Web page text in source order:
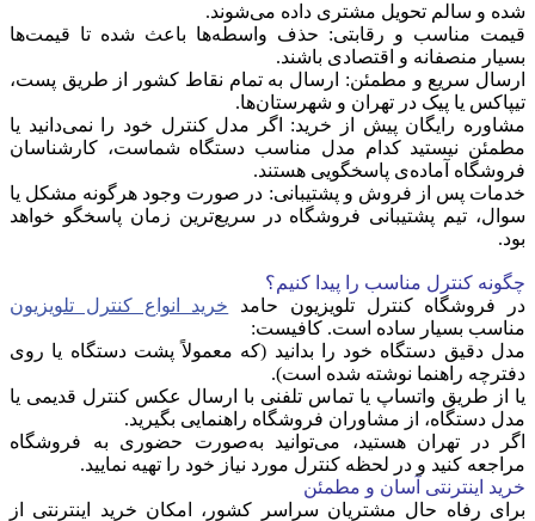
شده و سالم تحویل مشتری داده می‌شوند.
قیمت مناسب و رقابتی: حذف واسطه‌ها باعث شده تا قیمت‌ها
بسیار منصفانه و اقتصادی باشند.
ارسال سریع و مطمئن: ارسال به تمام نقاط کشور از طریق پست،
تیپاکس یا پیک در تهران و شهرستان‌ها.
مشاوره رایگان پیش از خرید: اگر مدل کنترل خود را نمی‌دانید یا
مطمئن نیستید کدام مدل مناسب دستگاه شماست، کارشناسان
فروشگاه آماده‌ی پاسخگویی هستند.
خدمات پس از فروش و پشتیبانی: در صورت وجود هرگونه مشکل یا
سوال، تیم پشتیبانی فروشگاه در سریع‌ترین زمان پاسخگو خواهد
بود.
چگونه کنترل مناسب را پیدا کنیم؟
در فروشگاه کنترل تلویزیون حامد خرید انواع کنترل تلویزیون
مناسب بسیار ساده است. کافیست:
مدل دقیق دستگاه خود را بدانید (که معمولاً پشت دستگاه یا روی
دفترچه راهنما نوشته شده است).
یا از طریق واتساپ یا تماس تلفنی با ارسال عکس کنترل قدیمی یا
مدل دستگاه، از مشاوران فروشگاه راهنمایی بگیرید.
اگر در تهران هستید، می‌توانید به‌صورت حضوری به فروشگاه
مراجعه کنید و در لحظه کنترل مورد نیاز خود را تهیه نمایید.
خرید اینترنتی آسان و مطمئن
برای رفاه حال مشتریان سراسر کشور، امکان خرید اینترنتی از